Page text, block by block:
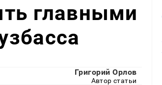
главными
Григорий Орлов
Автор статьи